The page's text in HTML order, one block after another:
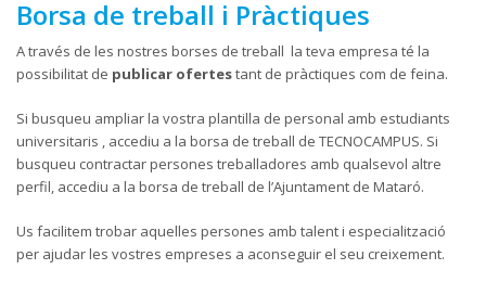
Borsa de treball i Pràctiques
A través de les nostres borses de treball la teva empresa té la
possibilitat de publicar ofertestant de pràctiques com de feina.
Si busqueu ampliar la vostra plantilla de personal amb estudiants
universitaris , accediu a la borsa de treball de TECNOCAMPUS. Si
busqueu contractar persones treballadores amb qualsevol altre
perfil, accediu a la borsa de treball de l’Ajuntament de Mataró.
Us facilitem trobar aquelles persones amb talent i especialització
per ajudar les vostres empreses a aconseguir el seu creixement.